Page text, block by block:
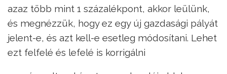
azaz több mint 1 százalékpont, akkor leülünk,
és megnézzük, hogy ez egy új gazdasági pályát
jelent-e, és azt kell-e esetleg módosítani. Lehet
ezt felfelé és lefelé is korrigálni